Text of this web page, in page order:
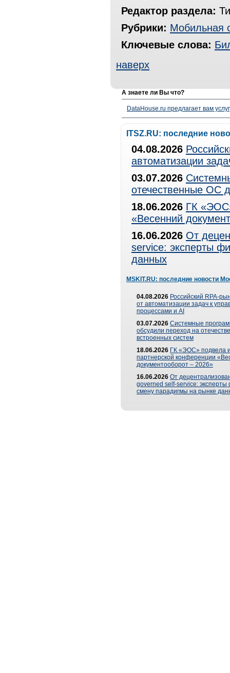
Редактор раздела:
Рубрики: Мобильная
Ключевые слова:
наверх
А знаете ли Вы что?
DataHouse.ru предлагает вам
ITSZ.RU: последние
04.08.2026
автоматизации
03.07.2026
отечественные ОС
18.06.2026 ГК
«Весенний
16.06.2026 От
service: эксперты
данных
MSKIT.RU: последние новости
04.08.2026 Российский RPA-
от автоматизации задач к
процессами и AI
03.07.2026 Системные
обсудили переход на
встроенных систем
18.06.2026 ГК «ЭОС» подвела
партнерской конференции
документооборот – 2026»
16.06.2026 От
governed self-service: эксперты
смену парадигмы на рынке